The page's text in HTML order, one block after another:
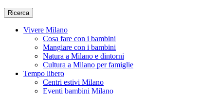
Ricerca
Vivere Milano
Cosa fare con i bambini
Mangiare con i bambini
Natura a Milano e dintorni
Cultura a Milano per famiglie
Tempo libero
Centri estivi Milano
Eventi bambini Milano